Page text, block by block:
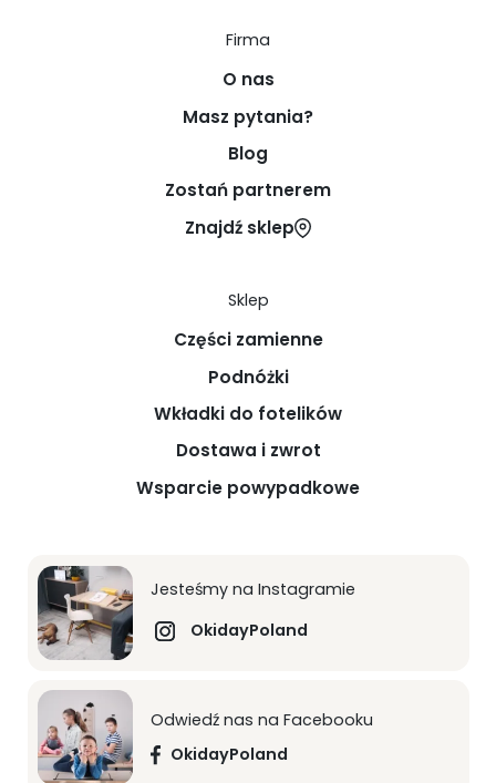
Firma
O nas
Masz pytania?
Blog
Zostań partnerem
Znajdź sklep
Sklep
Części zamienne
Podnóżki
Wkładki do fotelików
Dostawa i zwrot
Wsparcie powypadkowe
Jesteśmy na Instagramie
OkidayPoland
Odwiedź nas na Facebooku
OkidayPoland